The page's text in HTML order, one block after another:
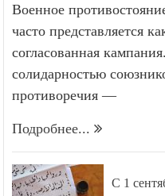
Военное
часто представляется
согласованная
солидарностью
противоречия —
Подробнее...
С 1